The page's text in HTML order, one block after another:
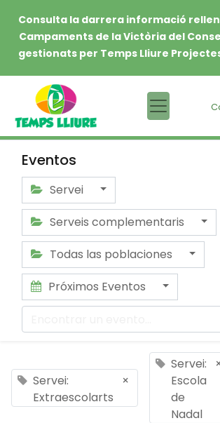
Consulta la darrera informació
Campaments de la Victòria del
gestionats per Temps Lliure
Eventos
Servei
Serveis complementaris
Todas las poblaciones
Próximos Eventos
Servei:
Extraescolarts
×
Servei:
Escola
de
Nadal